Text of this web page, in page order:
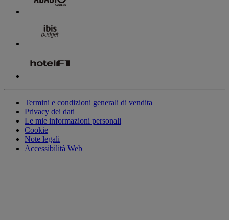
Termini e condizioni generali di vendita
Privacy dei dati
Le mie informazioni personali
Cookie
Note legali
Accessibilità Web